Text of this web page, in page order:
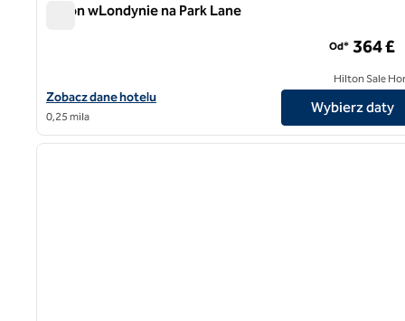
Hilton wLondynie na Park Lane
Zobacz szczegóły hotelu London Hilton na Park Lane
Zobacz dane hotelu
0,25 mila
Od* 364 £
Hilton Sale
Wybierz daty
1
1 z 12